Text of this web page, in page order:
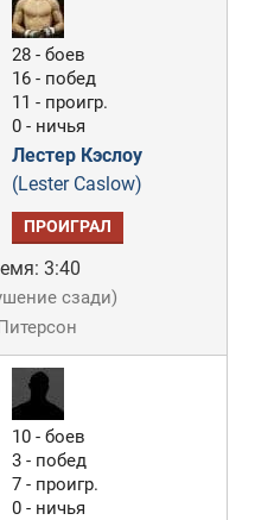
28 - боев
16 - побед
11 - проигр.
0 - ничья
Лестер Кэслоу
(Lester Caslow)
ПРОИГРАЛ
3:40
сзади)
10 - боев
3 - побед
7 - проигр.
0 - ничья